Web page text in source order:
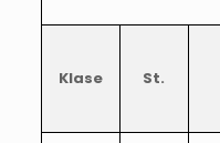
Klase St.